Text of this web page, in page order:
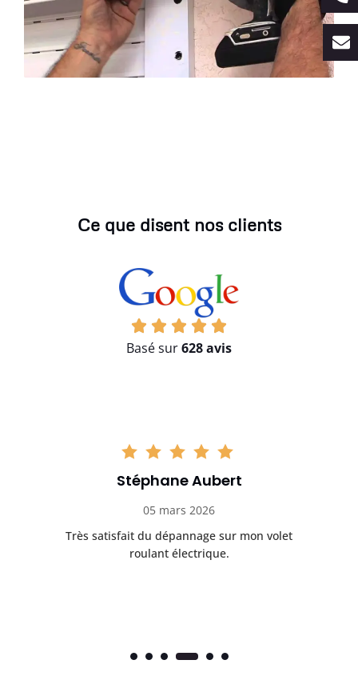
Ce que disent nos clients
Basé sur628 avis
Stéphane Aubert
05 mars 2026
Très satisfait du dépannage sur mon volet
roulant électrique.